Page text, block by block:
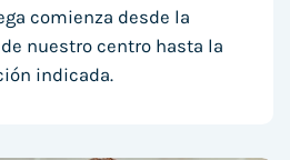
comienza desde la
nuestro centro hasta la
indicada.